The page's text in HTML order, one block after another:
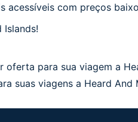
acessíveis com preços
oferta para sua viagem a
suas viagens a Heard And